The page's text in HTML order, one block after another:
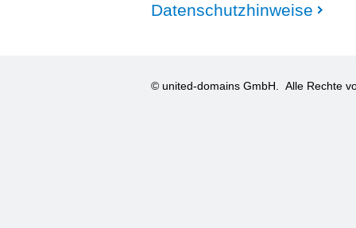
Datenschutzhinweise
© united-domains GmbH. Alle Rechte